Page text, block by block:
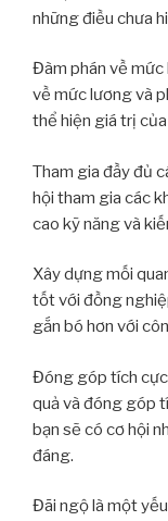
những điều chưa
Đàm phán về mức
về mức lương và
thể hiện giá trị
Tham gia đầy đủ
hội tham gia các
cao kỹ năng và
Xây dựng mối
tốt với đồng
gắn bó hơn với
Đóng góp tích cực
quả và đóng góp
bạn sẽ có cơ hội
đáng.
Đãi ngộ là một